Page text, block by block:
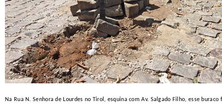
Na Rua N. Senhora de Lourdes no Tirol, esquina com Av. Salgado Filho, esse buraco